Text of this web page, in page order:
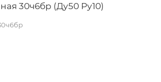
30ч6бр (Ду50 Pу10)